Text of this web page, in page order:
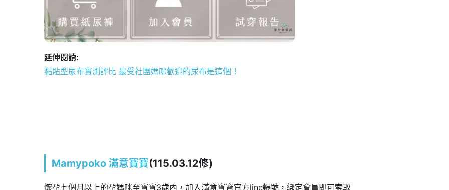
延伸閱讀:
黏貼型尿布實測評比 最受社團媽咪歡迎的尿布是這個！
Mamypoko 滿意寶寶(115.03.12修)
懷孕七個月以上的孕媽咪至寶寶3歲內，加入滿意寶寶官方line帳號，綁定會員即可索取